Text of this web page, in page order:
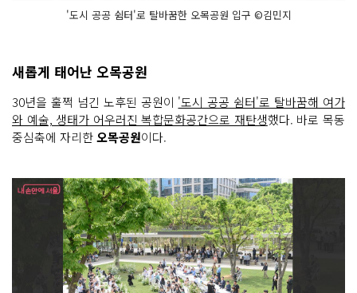
'도시 공공 쉼터'로 탈바꿈한 오목공원 입구 ©김민지
새롭게 태어난 오목공원
30년을 훌쩍 넘긴 노후된 공원이 '도시 공공 쉼터'로 탈바꿈해 여가
와 예술, 생태가 어우러진 복합문화공간으로 재탄생했다. 바로 목동
중심축에 자리한오목공원이다.